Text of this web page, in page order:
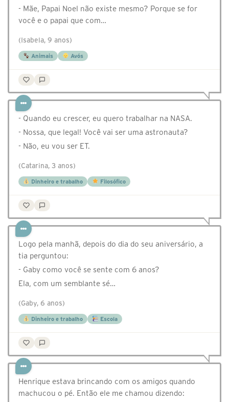
- Mãe, Papai Noel não existe mesmo? Porque se for
você e o papai que com…
(Isabela, 9 anos)
Animais Avós
- Quando eu crescer, eu quero trabalhar na NASA.
- Nossa, que legal! Você vai ser uma astronauta?
- Não, eu vou ser ET.
(Catarina, 3 anos)
Dinheiro e trabalho Filosófico
Logo pela manhã, depois do dia do seu aniversário, a
tia perguntou:
- Gaby como você se sente com 6 anos?
Ela, com um semblante sé…
(Gaby, 6 anos)
Dinheiro e trabalho Escola
Henrique estava brincando com os amigos quando
machucou o pé. Então ele me chamou dizendo: